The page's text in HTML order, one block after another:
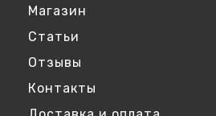
Магазин
Статьи
Отзывы
Контакты